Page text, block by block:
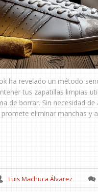
ha revelado un método
tus zapatillas limpias
de borrar. Sin necesidad de
eliminar manchas y
Luis Machuca Álvarez